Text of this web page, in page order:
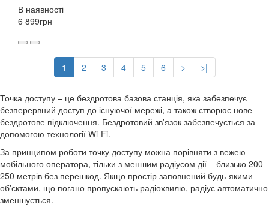
В наявності
6 899грн
1 2 3 4 5 6 > >|
Точка доступу – це бездротова базова станція, яка забезпечує
безперервний доступ до існуючої мережі, а також створює нове
бездротове підключення. Бездротовий зв'язок забезпечується за
допомогою технології Wi-Fi.
За принципом роботи точку доступу можна порівняти з вежею
мобільного оператора, тільки з меншим радіусом дії – близько 200-
250 метрів без перешкод. Якщо простір заповнений будь-якими
об'єктами, що погано пропускають радіохвилю, радіус автоматично
зменшується.